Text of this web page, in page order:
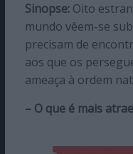
Sinopse:Oito
mundo vêem-se
precisam de
aos que os
ameaça à ordem
– O que é mais